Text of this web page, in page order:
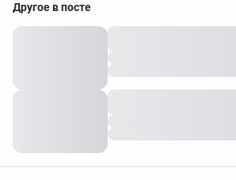
Другое в посте